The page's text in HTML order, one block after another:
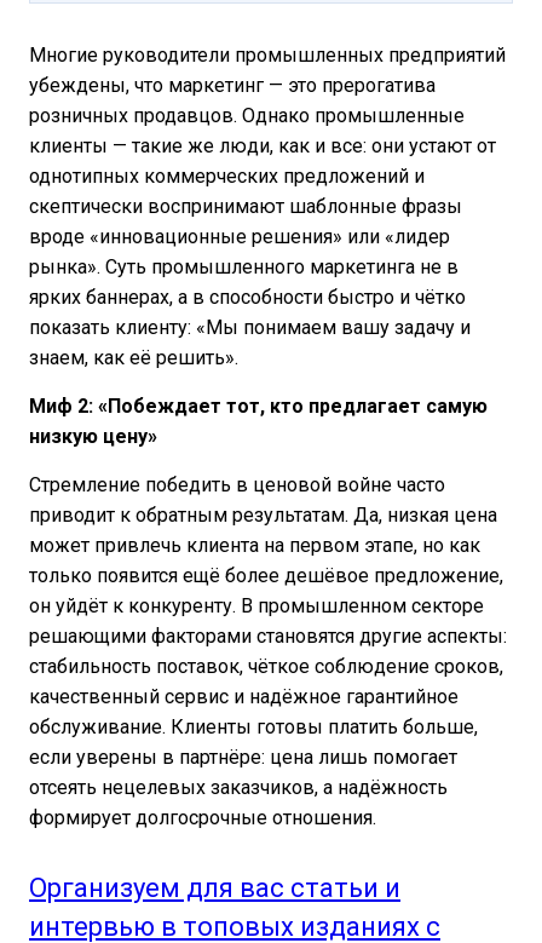
Многие руководители промышленных предприятий
убеждены, что маркетинг — это прерогатива
розничных продавцов. Однако промышленные
клиенты — такие же люди, как и все: они устают от
однотипных коммерческих предложений и
скептически воспринимают шаблонные фразы
вроде «инновационные решения» или «лидер
рынка». Суть промышленного маркетинга не в
ярких баннерах, а в способности быстро и чётко
показать клиенту: «Мы понимаем вашу задачу и
знаем, как её решить».
Миф 2: «Побеждает тот, кто предлагает самую
низкую цену»
Стремление победить в ценовой войне часто
приводит к обратным результатам. Да, низкая цена
может привлечь клиента на первом этапе, но как
только появится ещё более дешёвое предложение,
он уйдёт к конкуренту. В промышленном секторе
решающими факторами становятся другие аспекты:
стабильность поставок, чёткое соблюдение сроков,
качественный сервис и надёжное гарантийное
обслуживание. Клиенты готовы платить больше,
если уверены в партнёре: цена лишь помогает
отсеять нецелевых заказчиков, а надёжность
формирует долгосрочные отношения.
Организуем для вас статьи и
интервью в топовых изданиях с